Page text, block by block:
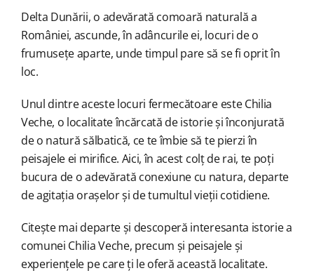
Delta Dunării, o adevărată comoară naturală a
României, ascunde, în adâncurile ei, locuri de o
frumusețe aparte, unde timpul pare să se fi oprit în
loc.
Unul dintre aceste locuri fermecătoare este Chilia
Veche, o localitate încărcată de istorie și înconjurată
de o natură sălbatică, ce te îmbie să te pierzi în
peisajele ei mirifice. Aici, în acest colț de rai, te poți
bucura de o adevărată conexiune cu natura, departe
de agitația orașelor și de tumultul vieții cotidiene.
Citește mai departe și descoperă interesanta istorie a
comunei Chilia Veche, precum și peisajele și
experiențele pe care ți le oferă această localitate.